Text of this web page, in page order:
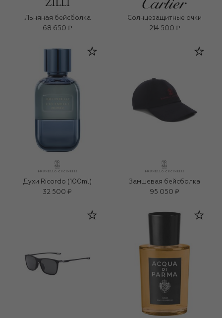
Льняная бейсболка
68 650 ₽
Солнцезащитные очки
214 500 ₽
Духи Ricordo (100ml)
32 500 ₽
Замшевая бейсболка
95 050 ₽